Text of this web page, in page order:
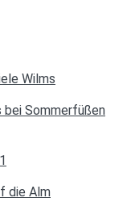
bei Sommerfüßen
die Alm